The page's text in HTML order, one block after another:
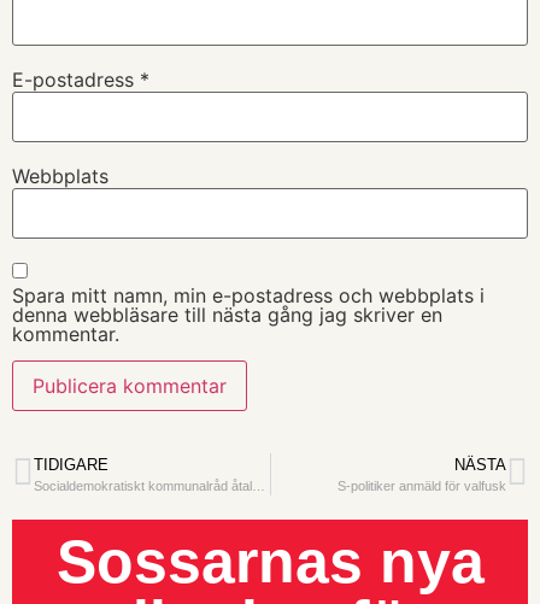
E-postadress *
Webbplats
Spara mitt namn, min e-postadress och webbplats i
denna webbläsare till nästa gång jag skriver en
kommentar.
TIDIGARE NÄSTA
S-politiker anmäld för valfusk
Sossarnas nya